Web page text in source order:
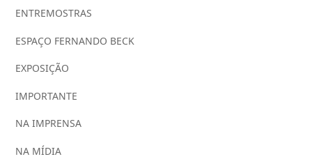
ENTREMOSTRAS
ESPAÇO FERNANDO BECK
EXPOSIÇÃO
IMPORTANTE
NA IMPRENSA
NA MÍDIA